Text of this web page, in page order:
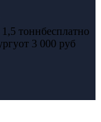
тоннбесплатно
от 3 000 руб